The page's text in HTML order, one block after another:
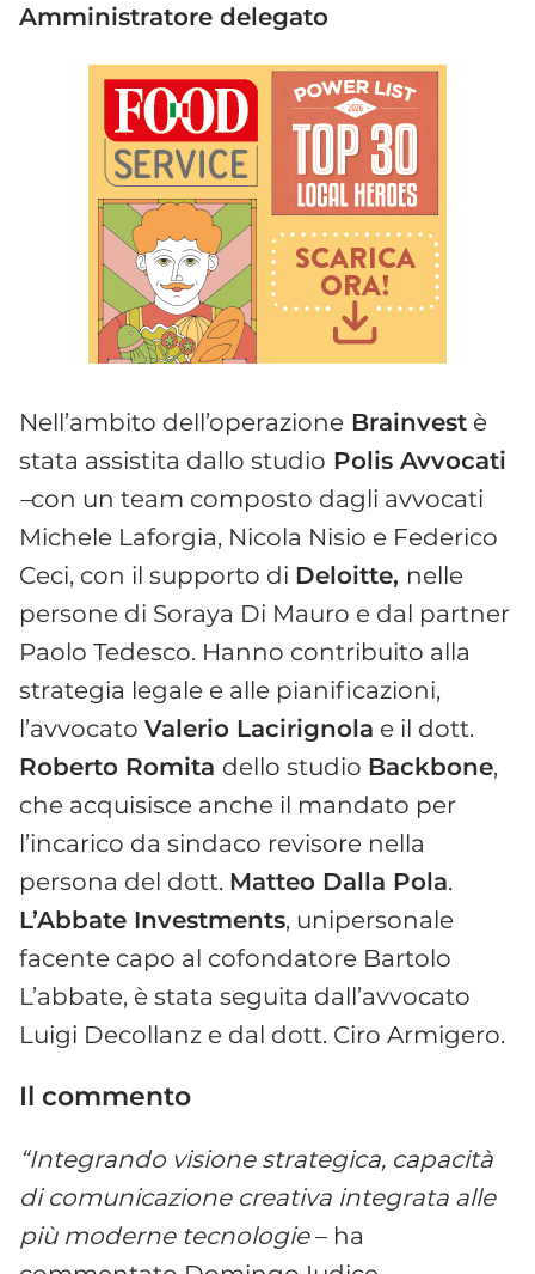
Amministratore delegato
Nell’ambito dell’operazione Brainvest è
stata assistita dallo studio Polis Avvocati
–con un team composto dagli avvocati
Michele Laforgia, Nicola Nisio e Federico
Ceci, con il supporto di Deloitte, nelle
persone di Soraya Di Mauro e dal partner
Paolo Tedesco. Hanno contribuito alla
strategia legale e alle pianificazioni,
l’avvocato Valerio Lacirignola e il dott.
Roberto Romita dello studio Backbone,
che acquisisce anche il mandato per
l’incarico da sindaco revisore nella
persona del dott. Matteo Dalla Pola.
L’Abbate Investments, unipersonale
facente capo al cofondatore Bartolo
L’abbate, è stata seguita dall’avvocato
Luigi Decollanz e dal dott. Ciro Armigero.
Il commento
“Integrando visione strategica, capacità
di comunicazione creativa integrata alle
più moderne tecnologie– ha